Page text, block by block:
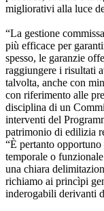
migliorativi alla luce
“La gestione
più efficace per
spesso, le garanzie
raggiungere i risultati
talvolta, anche con
con riferimento alle
disciplina di un
interventi del
patrimonio di edilizia
“È pertanto
temporale o
una chiara
richiamo ai princìpi
inderogabili derivanti